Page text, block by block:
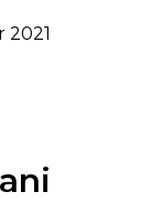
2021